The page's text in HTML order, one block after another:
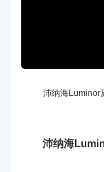
沛纳海Luminor
沛纳海